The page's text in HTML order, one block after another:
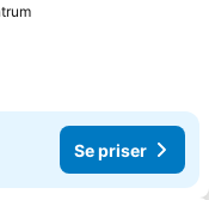
Se priser